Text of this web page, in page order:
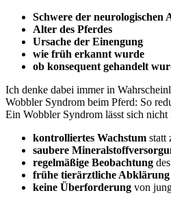
Schwere der neurologischen
Alter des Pferdes
Ursache der Einengung
wie früh erkannt wurde
ob konsequent gehandelt
Ich denke dabei immer in
Wobbler Syndrom beim Pferd: So
Ein Wobbler Syndrom lässt sich
kontrolliertes Wachstum statt
saubere
regelmäßige Beobachtung
frühe tierärztliche Abklärung
keine Überforderung von